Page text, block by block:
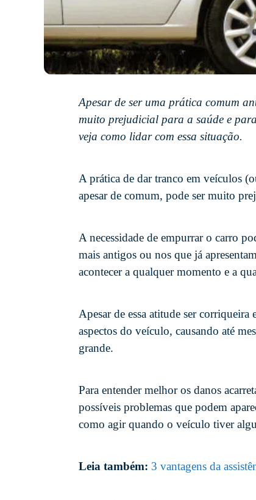
Apesar de ser uma prática comum
muito prejudicial para a saúde e
veja como lidar com essa situação.
A prática de dar tranco em veículos
apesar de comum, pode ser muito
A necessidade de empurrar o carro
mais antigos ou nos que já
acontecer a qualquer momento e a
Apesar de essa atitude ser
aspectos do veículo, causando até
grande.
Para entender melhor os danos
possíveis problemas que podem
como agir quando o veículo tiver
Leia também: 3 vantagens da